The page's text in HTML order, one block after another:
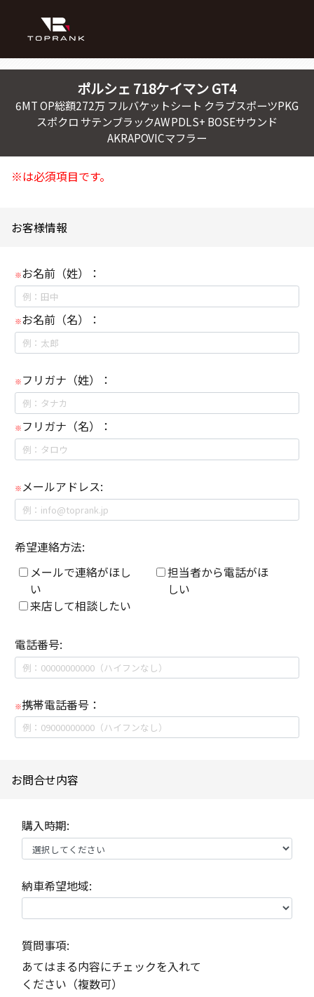
ポルシェ 718ケイマンGT4
6MT OP総額272万 フルバケットシート クラブスポーツPKG
スポクロ サテンブラックAW PDLS+ BOSEサウンド
AKRAPOVICマフラー
※は必須項目です。
お客様情報
※お名前（姓）：
※お名前（名）：
※ フリガナ（姓）：
※ フリガナ（名）：
※ メールアドレス:
希望連絡方法:
メールで連絡がほし
い
担当者から電話がほ
しい
来店して相談したい
電話番号:
※携帯電話番号：
お問合せ内容
購入時期:
納車希望地域:
質問事項:
あてはまる内容にチェックを入れて
ください（複数可）